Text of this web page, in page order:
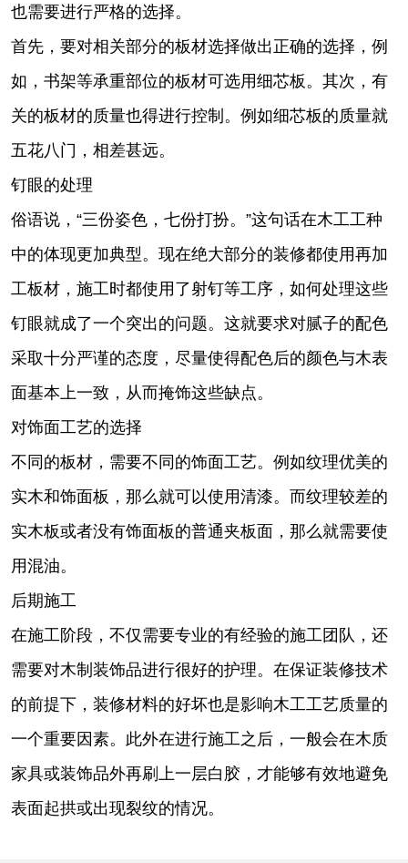
也需要进行严格的选择。
首先，要对相关部分的板材选择做出正确的选择，例
如，书架等承重部位的板材可选用细芯板。其次，有
关的板材的质量也得进行控制。例如细芯板的质量就
五花八门，相差甚远。
钉眼的处理
俗语说，“三份姿色，七份打扮。”这句话在木工工种
中的体现更加典型。现在绝大部分的装修都使用再加
工板材，施工时都使用了射钉等工序，如何处理这些
钉眼就成了一个突出的问题。这就要求对腻子的配色
采取十分严谨的态度，尽量使得配色后的颜色与木表
面基本上一致，从而掩饰这些缺点。
对饰面工艺的选择
不同的板材，需要不同的饰面工艺。例如纹理优美的
实木和饰面板，那么就可以使用清漆。而纹理较差的
实木板或者没有饰面板的普通夹板面，那么就需要使
用混油。
后期施工
在施工阶段，不仅需要专业的有经验的施工团队，还
需要对木制装饰品进行很好的护理。在保证装修技术
的前提下，装修材料的好坏也是影响木工工艺质量的
一个重要因素。此外在进行施工之后，一般会在木质
家具或装饰品外再刷上一层白胶，才能够有效地避免
表面起拱或出现裂纹的情况。